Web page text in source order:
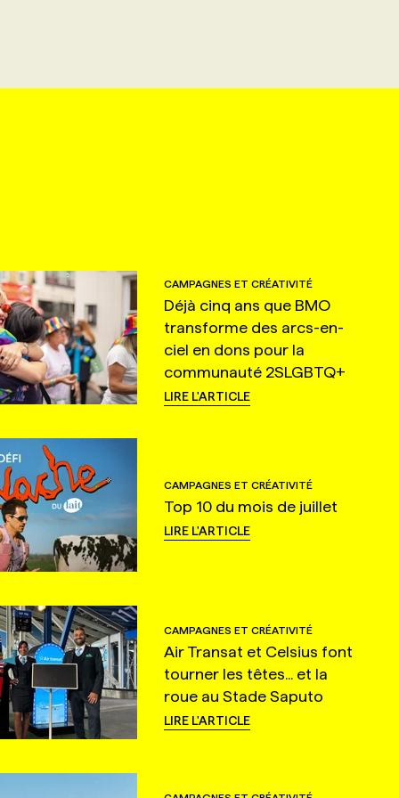
CAMPAGNES ET CRÉATIVITÉ
Déjà cinq ans que BMO
transforme des arcs-en-
ciel en dons pour la
communauté 2SLGBTQ+
LIRE L'ARTICLE
CAMPAGNES ET CRÉATIVITÉ
Top 10 du mois de juillet
LIRE L'ARTICLE
CAMPAGNES ET CRÉATIVITÉ
Air Transat et Celsius font
tourner les têtes... et la
roue au Stade Saputo
LIRE L'ARTICLE